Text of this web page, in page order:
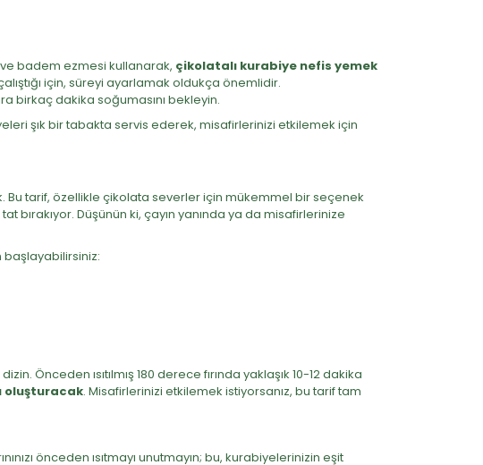
badem ezmesi kullanarak, çikolatalı kurabiye nefis yemek
için, süreyi ayarlamak oldukça önemlidir.
birkaç dakika soğumasını bekleyin.
şık bir tabakta servis ederek, misafirlerinizi etkilemek için
Bu tarif, özellikle çikolata severler için mükemmel bir seçenek
bırakıyor. Düşünün ki, çayın yanında ya da misafirlerinize
başlayabilirsiniz:
Önceden ısıtılmış 180 derece fırında yaklaşık 10-12 dakika
oluşturacak. Misafirlerinizi etkilemek istiyorsanız, bu tarif tam
önceden ısıtmayı unutmayın; bu, kurabiyelerinizin eşit